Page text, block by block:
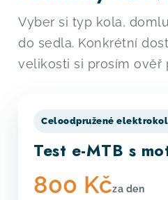
Vyber si typ kola,
do sedla. Konkrétní
velikosti si prosím ověř
Celoodpružené
Test e-MTB s
800 Kčza den